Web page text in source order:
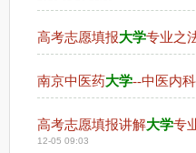
高考志愿填报大学专业之
南京中医药大学--中医内
高考志愿填报讲解大学专
12-05 09:03